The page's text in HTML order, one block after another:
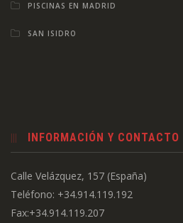
PISCINAS EN MADRID
SAN ISIDRO
INFORMACIÓN Y CONTACTO
Calle Velázquez, 157 (España)
Teléfono: +34.914.119.192
Fax:+34.914.119.207